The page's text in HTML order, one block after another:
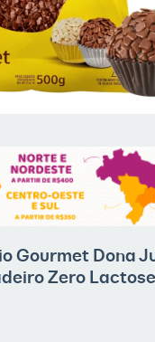
Gourmet Dona
Zero